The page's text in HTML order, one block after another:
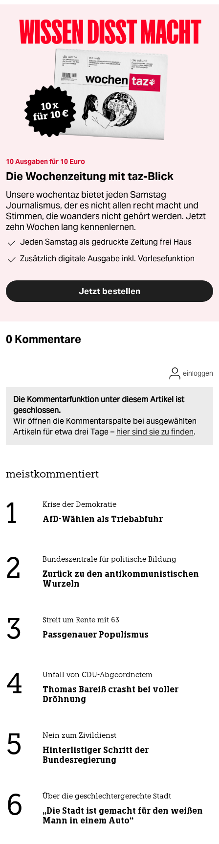
10 Ausgaben für 10 Euro
Die Wochenzeitung mit taz-Blick
Unsere wochentaz bietet jeden Samstag
Journalismus, der es nicht allen recht macht und
Stimmen, die woanders nicht gehört werden. Jetzt
zehn Wochen lang kennenlernen.
Jeden Samstag als gedruckte Zeitung frei Haus
Zusätzlich digitale Ausgabe inkl. Vorlesefunktion
Jetzt bestellen
0 Kommentare
Die Kommentarfunktion unter diesem Artikel ist
geschlossen.
Wir öffnen die Kommentarspalte bei ausgewählten
Artikeln für etwa drei Tage – hier sind sie zu finden.
einloggen
meistkommentiert
1 Krise der Demokratie
AfD-Wählen als Triebabfuhr
2 Bundeszentrale für politische Bildung
Zurück zu den antikommunistischen
Wurzeln
3 Streit um Rente mit 63
Passgenauer Populismus
4 Unfall von CDU-Abgeordnetem
Thomas Bareiß crasht bei voller
Dröhnung
5 Nein zum Zivildienst
Hinterlistiger Schritt der
Bundesregierung
6 Über die geschlechtergerechte Stadt
„Die Stadt ist gemacht für den weißen
Mann in einem Auto“